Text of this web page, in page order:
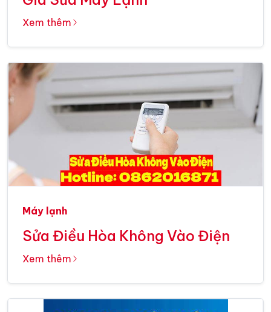
Xem thêm
Máy lạnh
Sửa Điều Hòa Không Vào Điện
Xem thêm